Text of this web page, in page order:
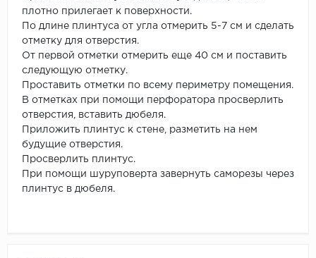
плотно прилегает к поверхности.
По длине плинтуса от угла отмерить 5-7 см и сделать
отметку для отверстия.
От первой отметки отмерить еще 40 см и поставить
следующую отметку.
Проставить отметки по всему периметру помещения.
В отметках при помощи перфоратора просверлить
отверстия, вставить дюбеля.
Приложить плинтус к стене, разметить на нем
будущие отверстия.
Просверлить плинтус.
При помощи шуруповерта завернуть саморезы через
плинтус в дюбеля.